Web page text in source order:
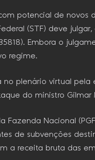
potencial de novos
(STF) deve
Embora o
regime.
plenário virtual
do ministro
Fazenda Nacional
de subvenções
a receita bruta das